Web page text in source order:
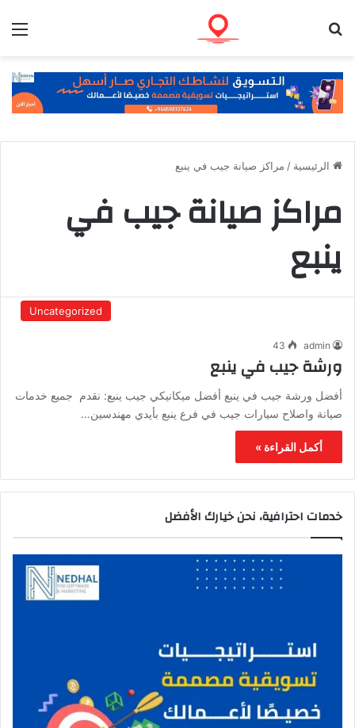
الرئيسية / مراكز صيانة جيب في ينبع
مراكز صيانة جيب في
ينبع
Uncategorized
admin
43
ورشة جيب في ينبع
أفضل ورشة جيب في ينبع أفضل ميكانيكي جيب ينبع: نقدم جميع خدمات
صيانة واصلاح سيارات جيب في فرع ينبع بأيدي مهندسين…
أكمل القراءة »
خدمات احترافية، نحن خيارك الأفضل